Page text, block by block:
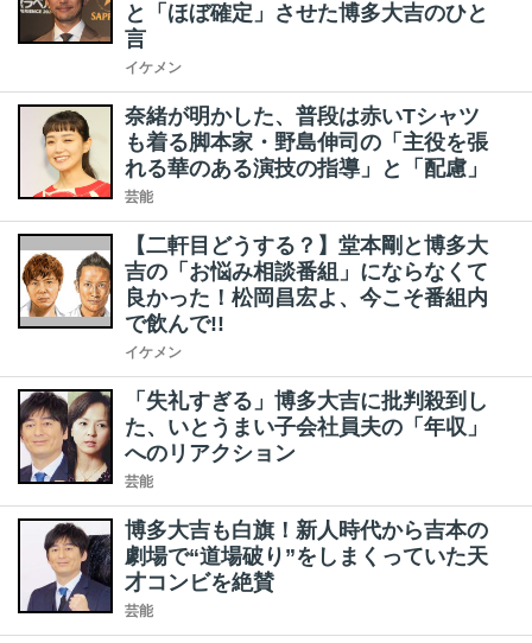
と「ほぼ確定」させた博多大吉のひと
言
イケメン
奈緒が明かした、普段は赤いTシャツ
も着る脚本家・野島伸司の「主役を張
れる華のある演技の指導」と「配慮」
芸能
【二軒目どうする？】堂本剛と博多大
吉の「お悩み相談番組」にならなくて
良かった！松岡昌宏よ、今こそ番組内
で飲んで!!
イケメン
「失礼すぎる」博多大吉に批判殺到し
た、いとうまい子会社員夫の「年収」
へのリアクション
芸能
博多大吉も白旗！新人時代から吉本の
劇場で“道場破り”をしまくっていた天
才コンビを絶賛
芸能